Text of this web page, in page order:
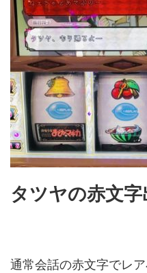
タツヤの赤文字
通常会話の赤文字でレ